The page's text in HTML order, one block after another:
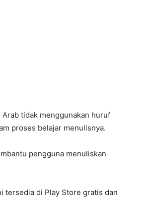
tidak menggunakan huruf
proses belajar menulisnya.
pengguna menuliskan
tersedia di Play Store gratis dan